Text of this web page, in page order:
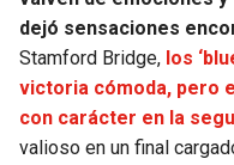
dejó sensaciones
Stamford Bridge, los
victoria cómoda, pero
con carácter en la
valioso en un final